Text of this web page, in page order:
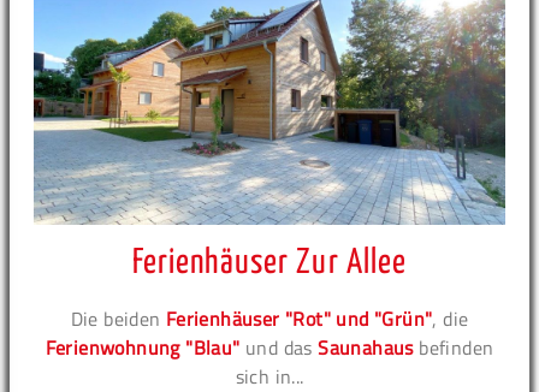
Ferienhäuser Zur Allee
Die beiden Ferienhäuser "Rot" und "Grün", die
Ferienwohnung "Blau" und dasSaunahausbefinden
sich in...